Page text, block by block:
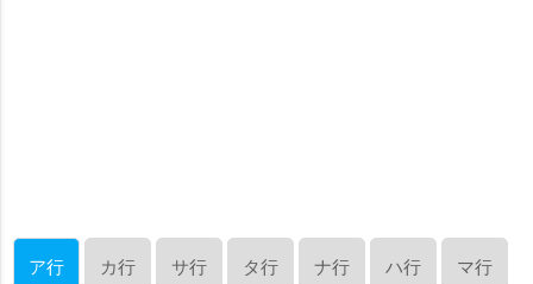
ア行 カ行 サ行 タ行 ナ行 ハ行 マ行